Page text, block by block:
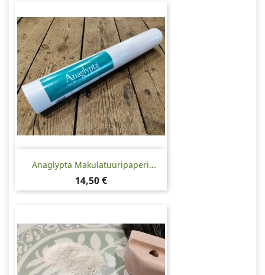
Anaglypta Makulatuuripaperi...
Hinta
14,50 €